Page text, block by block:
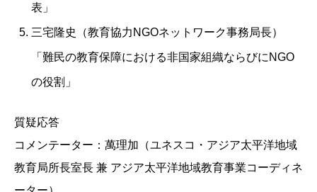
表」
三宅隆史（教育協力NGOネットワーク事務局長）
「難民の教育保障における非国家組織ならびにNGO
の役割」
質疑応答
コメンテーター：萬理加（ユネスコ・アジア太平洋地域
教育局所長室長 兼 アジア太平洋地域教育事業コーディネ